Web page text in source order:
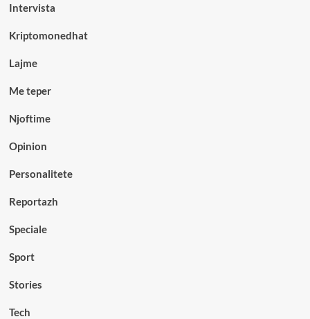
Intervista
Kriptomonedhat
Lajme
Me teper
Njoftime
Opinion
Personalitete
Reportazh
Speciale
Sport
Stories
Tech